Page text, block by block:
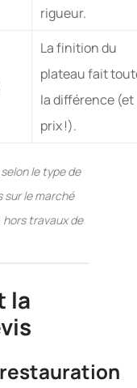
rigueur.
La finition du
plateau fait
la différence (et
prix !).
le type de
sur le marché
travaux de
la